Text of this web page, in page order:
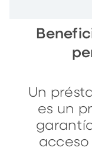
Un
es un
acceso